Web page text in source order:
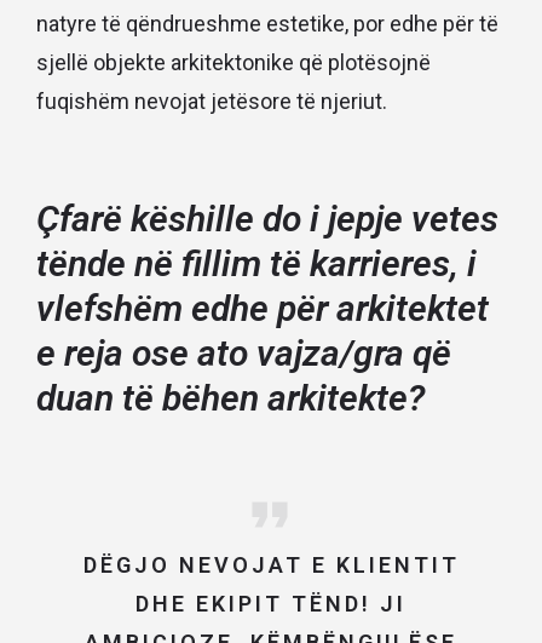
natyre të qëndrueshme estetike, por edhe për të
sjellë objekte arkitektonike që plotësojnë
fuqishëm nevojat jetësore të njeriut.
Çfarë këshille do i jepje vetes
tënde në fillim të karrieres, i
vlefshëm edhe për arkitektet
e reja ose ato vajza/gra që
duan të bëhen arkitekte?
DËGJO NEVOJAT E KLIENTIT
DHE EKIPIT TËND! JI